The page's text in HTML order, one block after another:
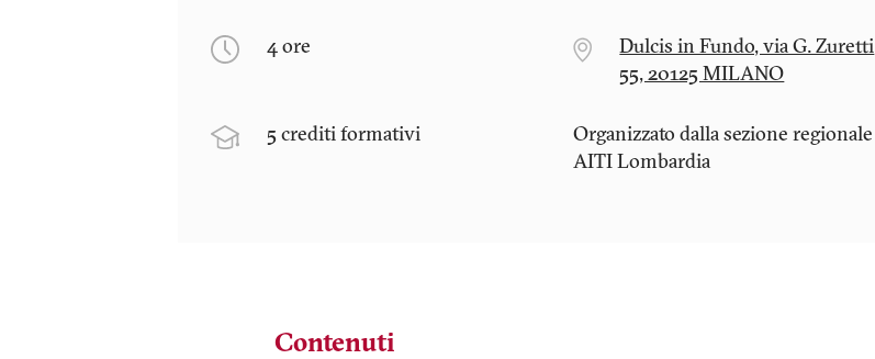
4 ore
Dulcis in Fundo, via G. Zuretti
55, 20125 MILANO
5 crediti formativi
Organizzato dalla sezione regionale
AITI Lombardia
Contenuti